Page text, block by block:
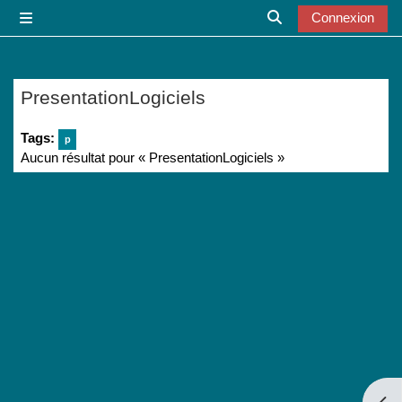
Activer/désactiver
Connexion
PresentationLogiciels
Tags: p
Aucun résultat pour « PresentationLogiciels »